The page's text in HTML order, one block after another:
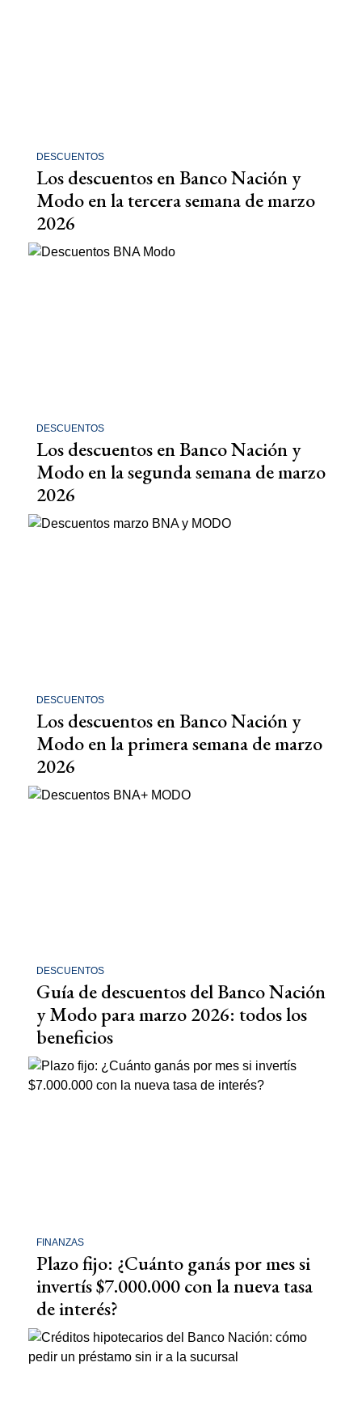
DESCUENTOS
Los descuentos en Banco Nación y
Modo en la tercera semana de marzo
2026
DESCUENTOS
Los descuentos en Banco Nación y
Modo en la segunda semana de marzo
2026
DESCUENTOS
Los descuentos en Banco Nación y
Modo en la primera semana de marzo
2026
DESCUENTOS
Guía de descuentos del Banco Nación
y Modo para marzo 2026: todos los
beneficios
FINANZAS
Plazo fijo: ¿Cuánto ganás por mes si
invertís $7.000.000 con la nueva tasa
de interés?